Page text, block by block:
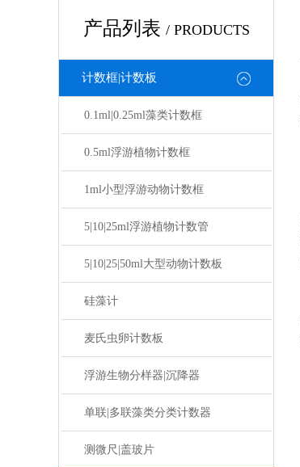
产品列表 / PRODUCTS
计数框|计数板
0.1ml|0.25ml藻类计数框
0.5ml浮游植物计数框
1ml小型浮游动物计数框
5|10|25ml浮游植物计数管
5|10|25|50ml大型动物计数板
硅藻计
麦氏虫卵计数板
浮游生物分样器|沉降器
单联|多联藻类分类计数器
测微尺|盖玻片